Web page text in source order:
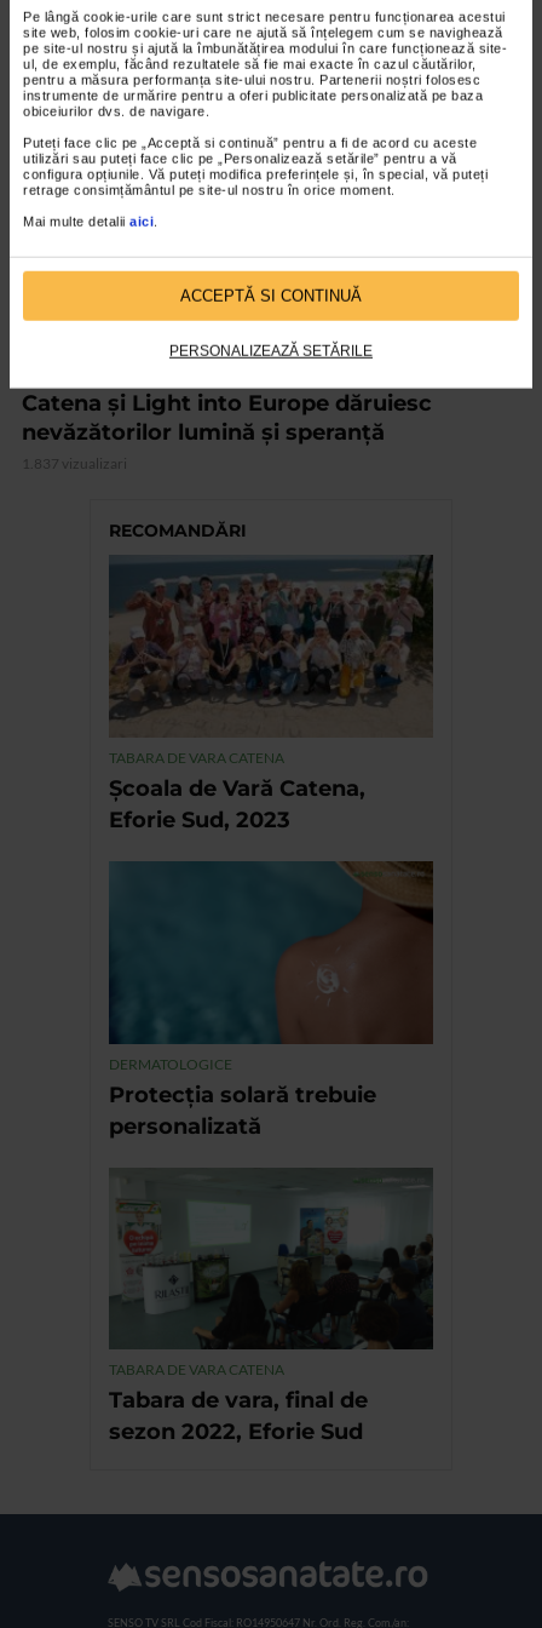
Pe lângă cookie-urile care sunt strict necesare pentru funcționarea acestui
site web, folosim cookie-uri care ne ajută să înțelegem cum se navighează
pe site-ul nostru și ajută la îmbunătățirea modului în care funcționează site-
ul, de exemplu, făcând rezultatele să fie mai exacte în cazul căutărilor,
pentru a măsura performanța site-ului nostru. Partenerii noștri folosesc
instrumente de urmărire pentru a oferi publicitate personalizată pe baza
obiceiurilor dvs. de navigare.
Puteți face clic pe „Acceptă si continuă” pentru a fi de acord cu aceste
utilizări sau puteți face clic pe „Personalizează setările” pentru a vă
configura opțiunile. Vă puteți modifica preferințele și, în special, vă puteți
retrage consimțământul pe site-ul nostru în orice moment.
Mai multe detalii aici.
ACCEPTĂ SI CONTINUĂ
PERSONALIZEAZĂ SETĂRILE
2.144 vizualizari
VIDEO
Catena și Light into Europe dăruiesc
nevăzătorilor lumină și speranță
1.837 vizualizari
RECOMANDĂRI
TABARA DE VARA CATENA
Școala de Vară Catena,
Eforie Sud, 2023
DERMATOLOGICE
Protecția solară trebuie
personalizată
TABARA DE VARA CATENA
Tabara de vara, final de
sezon 2022, Eforie Sud
SENSO TV SRL Cod Fiscal: RO14950647 Nr. Ord. Reg. Com./an: